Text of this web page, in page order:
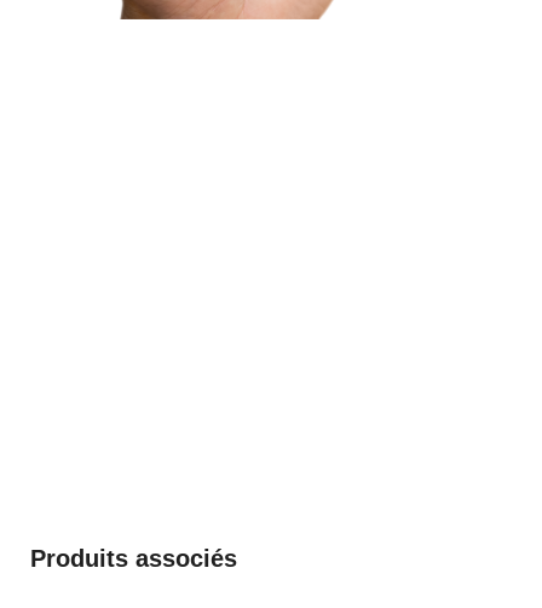
Produits associés